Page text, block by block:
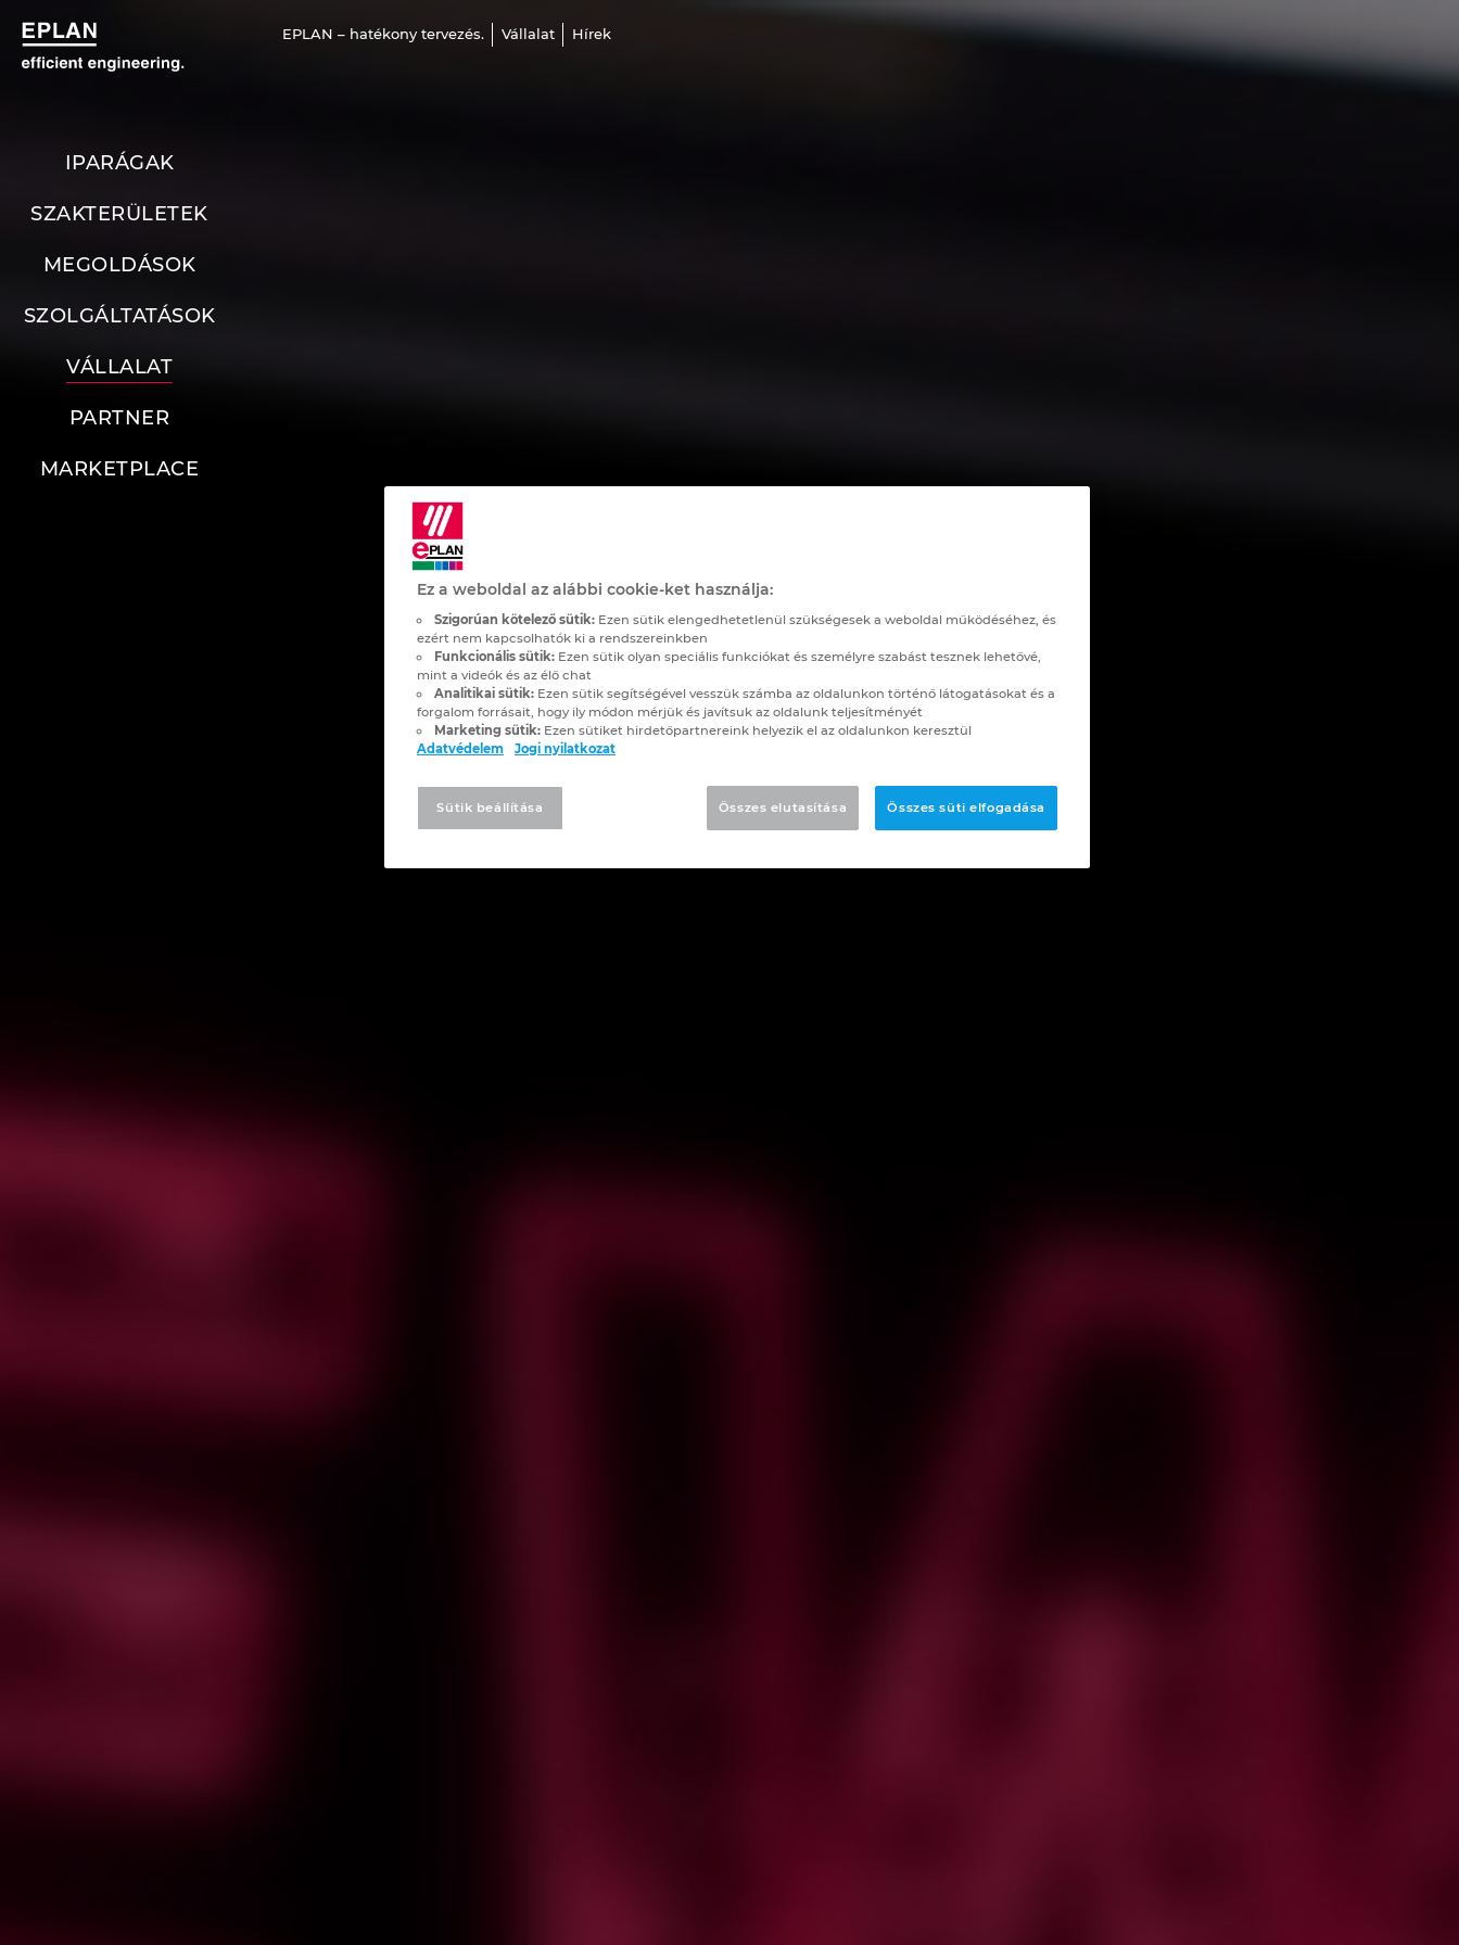
EPLAN – hatékony tervezés. Vállalat Hírek
IPARÁGAK
SZAKTERÜLETEK
MEGOLDÁSOK
SZOLGÁLTATÁSOK
VÁLLALAT
PARTNER
MARKETPLACE
Ez a weboldal az alábbi cookie-ket használja:
Szigorúan kötelező sütik: Ezen sütik elengedhetetlenül szükségesek a weboldal működéséhez, és
ezért nem kapcsolhatók ki a rendszereinkben
Funkcionális sütik: Ezen sütik olyan speciális funkciókat és személyre szabást tesznek lehetővé,
mint a videók és az élő chat
Analitikai sütik: Ezen sütik segítségével vesszük számba az oldalunkon történő látogatásokat és a
forgalom forrásait, hogy ily módon mérjük és javítsuk az oldalunk teljesítményét
Marketing sütik: Ezen sütiket hirdetőpartnereink helyezik el az oldalunkon keresztül
Adatvédelem
Jogi nyilatkozat
Összes elutasítása Összes süti elfogadása
Sütik beállítása